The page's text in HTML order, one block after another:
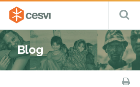
CESVI
Fondazione
–
ETS
Cooperazione,
Emergenza
e
Sviluppo
Blog